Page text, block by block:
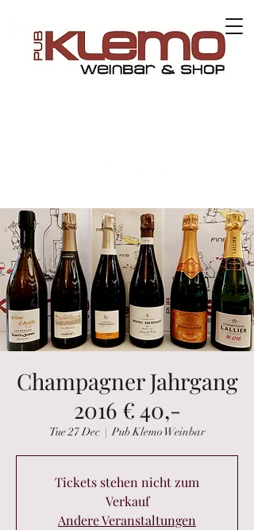
Champagner Jahrgang
2016 € 40,-
Tue 27 Dec
  |
Pub Klemo Weinbar
Tickets stehen nicht zum
Verkauf
Andere Veranstaltungen